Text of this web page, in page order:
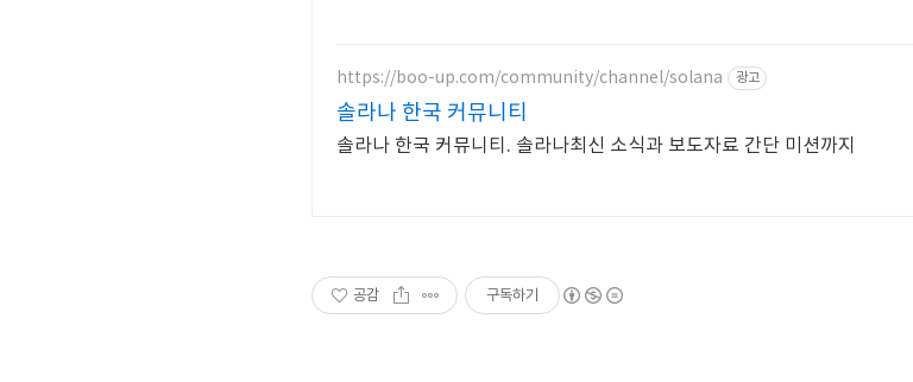
https://boo-up.com/community/channel/solana 광고
솔라나 한국 커뮤니티
솔라나 한국 커뮤니티. 솔라나최신 소식과 보도자료 간단 미션까지
공감 구독하기